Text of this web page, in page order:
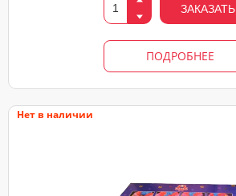
ЗАКАЗАТЬ
ПОДРОБНЕЕ
Нет в наличии